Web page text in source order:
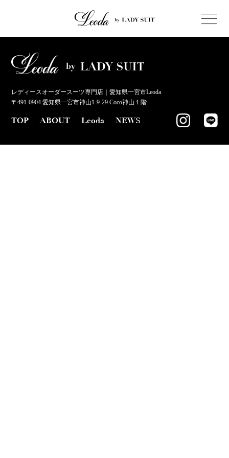
レディースオーダースーツ専門店｜愛知県一宮市Leoda
〒491-0904 愛知県一宮市神山1-9-29 Coco神山１階
TOP ABOUT Leoda NEWS